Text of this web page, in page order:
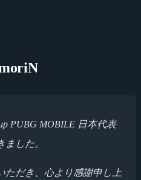
PUBG MOBILE 日本代表
した。
ただき、心より感謝申し上